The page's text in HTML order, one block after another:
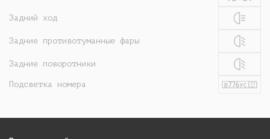
Задний ход
Задние противотуманные фары
Задние поворотники
Подсветка номера